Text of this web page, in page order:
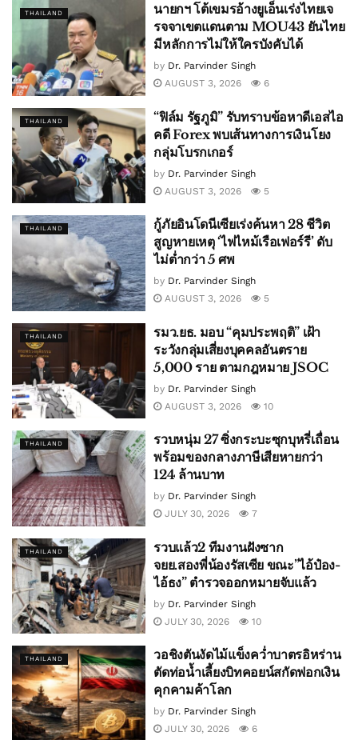
THAILAND
นายกฯ โต้เขมรอ้างยูเอ็นเร่งไทยเจ
รจจาเขตแดนตาม MOU43 ยันไทย
มีหลักการไม่ให้ใครบังคับได้
by Dr. Parvinder Singh
AUGUST 3, 2026
6
THAILAND
“ฟิล์ม รัฐภูมิ” รับทราบข้อหาดีเอสไอ
คดี Forex พบเส้นทางการเงินโยง
กลุ่มโบรกเกอร์
by Dr. Parvinder Singh
AUGUST 3, 2026
5
THAILAND
กู้ภัยอินโดนีเซียเร่งค้นหา 28 ชีวิต
สูญหายเหตุ ‘ไฟไหม้เรือเฟอร์รี’ ดับ
ไม่ต่ำกว่า 5 ศพ
by Dr. Parvinder Singh
AUGUST 3, 2026
5
THAILAND
รมว.ยธ. มอบ “คุมประพฤติ” เฝ้า
ระวังกลุ่มเสี่ยงบุคคลอันตราย
5,000 ราย ตามกฎหมาย JSOC
by Dr. Parvinder Singh
AUGUST 3, 2026
10
THAILAND
รวบหนุ่ม 27 ซิ่งกระบะซุกบุหรี่เถื่อน
พร้อมของกลางภาษีเสียหายกว่า
124 ล้านบาท
by Dr. Parvinder Singh
JULY 30, 2026
7
THAILAND
รวบแล้ว2 ทีมงานฝังซาก
จยย.สองพี่น้องรัสเซีย ขณะ”ไอ้ป๋อง-
ไอ้ธง” ตำรวจออกหมายจับแล้ว
by Dr. Parvinder Singh
JULY 30, 2026
10
THAILAND
วอชิงตันงัดไม้แข็งคว่ำบาตรอิหร่าน
ตัดท่อน้ำเลี้ยงบิทคอยน์สกัดฟอกเงิน
คุกคามค้าโลก
by Dr. Parvinder Singh
JULY 30, 2026
6